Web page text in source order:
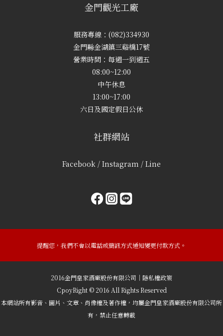
金門觀光工廠
服務專線：(082)334930
金門縣金湖鎮三谿橋17號
營業時間：每週一到週五
08:00~12:00
中午休息
13:00~17:00
六日及國定假日公休
社群網站
Facebook / Instagram / Line
提醒您，我們不會以電話或簡訊方式通知變更付款方式。
2016金門皇家酒廠股份有限公司｜隱私權政策
CpoyRight © 2016 All Rights Reserved
本網站所有影音、圖片、文章、肖像權及著作權，均屬金門皇家酒廠股份有限公司所
有，禁止任意轉載